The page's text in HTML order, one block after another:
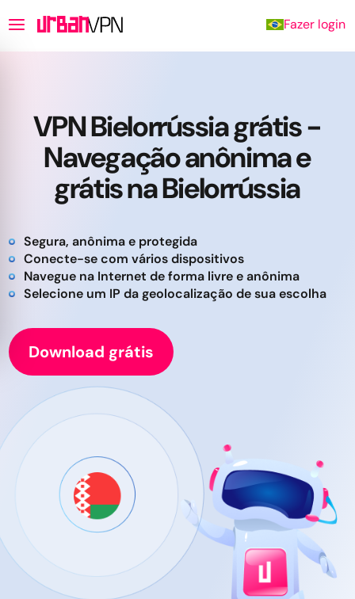
Fazer login
VPN Bielorrússia grátis -
Navegação anônima e
grátis na Bielorrússia
Segura, anônima e protegida
Conecte-se com vários dispositivos
Navegue na Internet de forma livre e anônima
Selecione um IP da geolocalização de sua escolha
Download grátis